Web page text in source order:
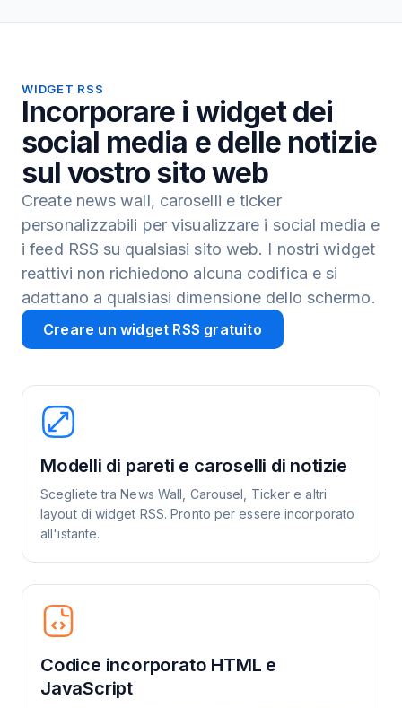
WIDGET RSS
Incorporare i widget dei
social media e delle notizie
sul vostro sito web
Create news wall, caroselli e ticker
personalizzabili per visualizzare i social media e
i feed RSS su qualsiasi sito web. I nostri widget
reattivi non richiedono alcuna codifica e si
adattano a qualsiasi dimensione dello schermo.
Creare un widget RSS gratuito
Modelli di pareti e caroselli di notizie
Scegliete tra News Wall, Carousel, Ticker e altri
layout di widget RSS. Pronto per essere incorporato
all'istante.
Codice incorporato HTML e
JavaScript